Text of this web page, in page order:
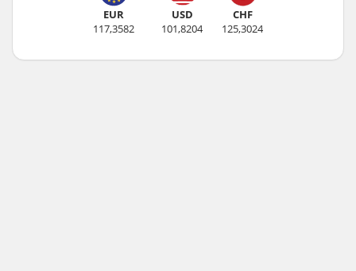
EUR
117,3582
USD
101,8204
CHF
125,3024